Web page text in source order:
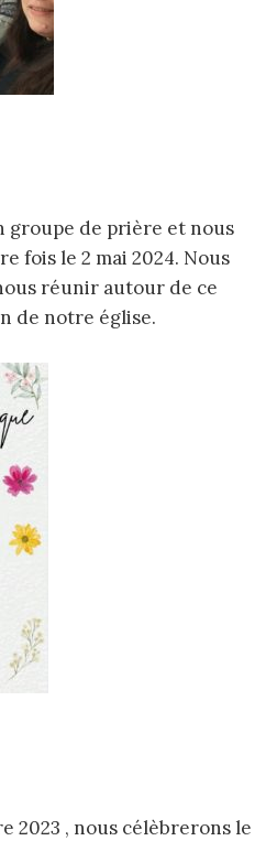
groupe de prière et nous
fois le 2 mai 2024. Nous
réunir autour de ce
de notre église.
2023 , nous célèbrerons le